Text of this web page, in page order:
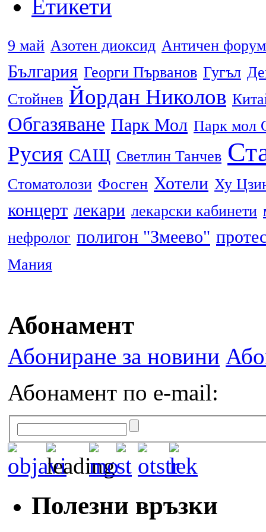
Етикети
9 май Азотен диоксид Античен форум
България Георги Първанов Гугъл
Стойнев Йордан Николов
Обгазяване Парк Мол Парк мол
Русия САЩ Светлин Танчев
Стоматолози Фосген Хотели Ху
концерт лекари лекарски кабинети
нефролог полигон "Змеево"
Мания
Абонамент
Абониране за новини
Абонамент по e-mail:
Полезни връзки